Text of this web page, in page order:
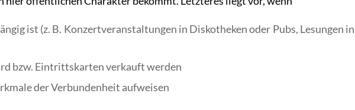
ist (z. B. Konzertveranstaltungen in Diskotheken oder Pubs, Lesungen in
bzw. Eintrittskarten verkauft werden
der Verbundenheit aufweisen